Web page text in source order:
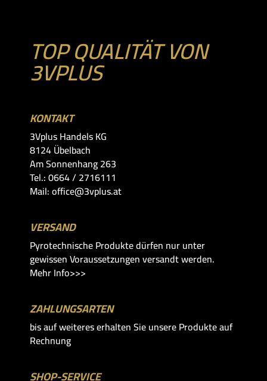
TOP QUALITÄT VON
3VPLUS
KONTAKT
3Vplus Handels KG
8124 Übelbach
Am Sonnenhang 263
Tel.: 0664 / 2716111
Mail: office@3vplus.at
VERSAND
Pyrotechnische Produkte dürfen nur unter
gewissen Voraussetzungen versandt werden.
Mehr Info>>>
ZAHLUNGSARTEN
bis auf weiteres erhalten Sie unsere Produkte auf
Rechnung
SHOP-SERVICE